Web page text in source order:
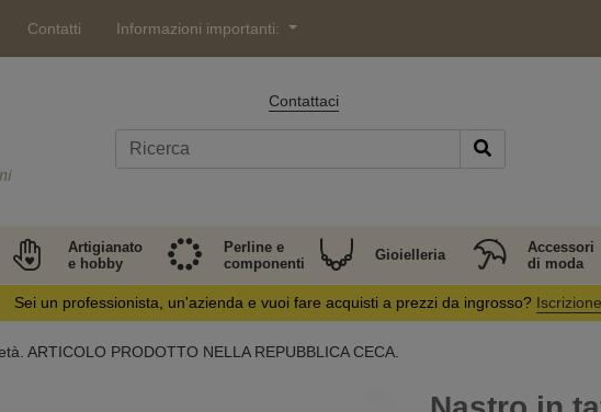
Contatti Informazioni importanti:
Contattaci
Artigianato
e hobby
Perline e
componenti
Gioielleria
Accessori
di moda
Sei un professionista, un'azienda e vuoi fare acquisti a prezzi da ingrosso?
ARTICOLO PRODOTTO NELLA REPUBBLICA CECA.